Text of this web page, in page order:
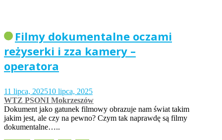
Filmy dokumentalne oczami
reżyserki i zza kamery –
operatora
11 lipca, 202510 lipca, 2025
WTZ PSONI Mokrzeszów
Dokument jako gatunek filmowy obrazuje nam świat takim
jakim jest, ale czy na pewno? Czym tak naprawdę są filmy
dokumentalne…..